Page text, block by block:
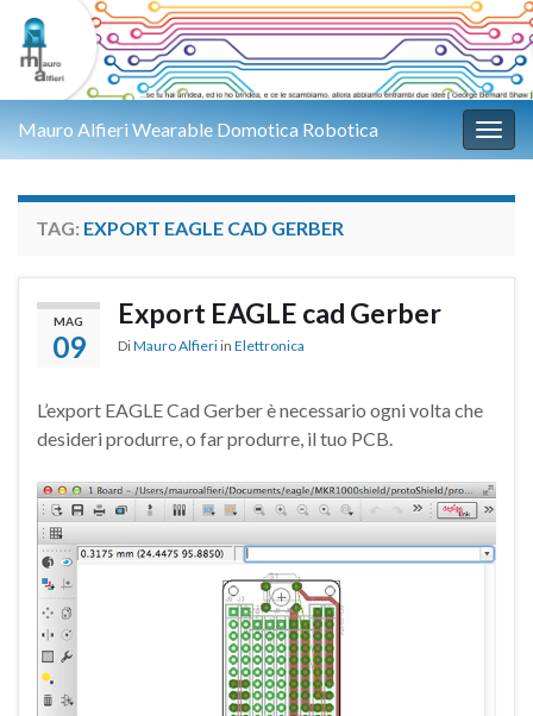
Mauro Alfieri Wearable Domotica Robotica
TAG: EXPORT EAGLE CAD GERBER
MAG
09
Export EAGLE cad Gerber
DiMauro Alfieri in Elettronica
L’export EAGLE Cad Gerber è necessario ogni volta che
desideri produrre, o far produrre, il tuo PCB.